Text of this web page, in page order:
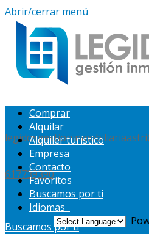
Abrir/cerrar menú
617739390
Buscamos por ti
Comprar
Alquilar
Alquiler turístico
Empresa
Contacto
Favoritos
Buscamos por ti
Idiomas